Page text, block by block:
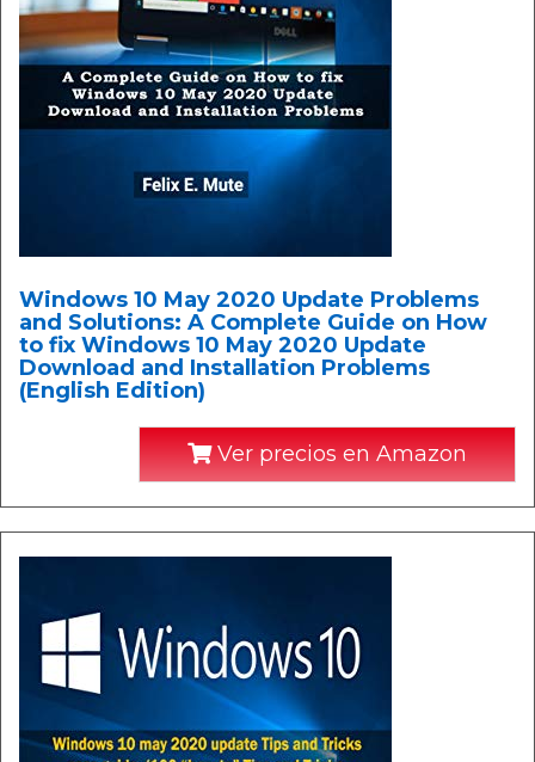
Windows 10 May 2020 Update Problems
and Solutions: A Complete Guide on How
to fix Windows 10 May 2020 Update
Download and Installation Problems
(English Edition)
Ver precios en Amazon